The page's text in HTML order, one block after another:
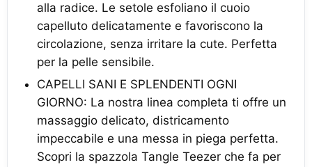
alla radice. Le setole esfoliano il cuoio
capelluto delicatamente e favoriscono la
circolazione, senza irritare la cute. Perfetta
per la pelle sensibile.
CAPELLI SANI E SPLENDENTI OGNI
GIORNO: La nostra linea completa ti offre un
massaggio delicato, districamento
impeccabile e una messa in piega perfetta.
Scopri la spazzola Tangle Teezer che fa per